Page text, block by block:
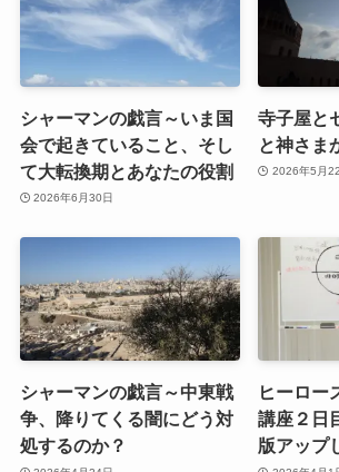
シャーマンの戯言～いま国
会で起きていること、そし
て大転換期とあなたの役割
2026年6月30日
寺子屋と
と神さま
2026年5月
シャーマンの戯言～中東戦
争、降りてくる闇にどう対
処するのか？
ヒーロー
講座２日
版アップ